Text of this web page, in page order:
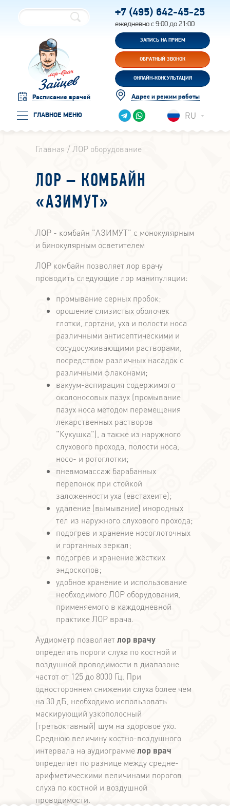
Расписание врачей
ГЛАВНОЕ МЕНЮ
+7 (495) 642-45-25
ежедневно с 9:00 до 21:00
ЗАПИСЬ НА ПРИЕМ
ОБРАТНЫЙ ЗВОНОК
ОНЛАЙН-КОНСУЛЬТАЦИЯ
Адрес и режим работы
RU
Главная ЛОР оборудование
ЛОР – КОМБАЙН
«АЗИМУТ»
ЛОР - комбайн "АЗИМУТ" с монокулярным
и бинокулярным осветителем
ЛОР комбайн позволяет лор врачу
проводить следующие лор манипуляции:
промывание серных пробок;
орошение слизистых оболочек
глотки, гортани, уха и полости носа
различными антисептическими и
сосудосуживающими растворами,
посредством различных насадок с
различными флаконами;
вакуум-аспирация содержимого
околоносовых пазух (промывание
пазух носа методом перемещения
лекарственных растворов
"Кукушка"), а также из наружного
слухового прохода, полости носа,
носо- и ротоглотки;
пневмомассаж барабанных
перепонок при стойкой
заложенности уха (евстахеите);
удаление (вымывание) инородных
тел из наружного слухового прохода;
подогрев и хранение носоглоточных
и гортанных зеркал;
подогрев и хранение жёстких
эндоскопов;
удобное хранение и использование
необходимого ЛОР оборудования,
применяемого в каждодневной
практике ЛОР врача.
Аудиометр позволяетлор врачу
определять пороги слуха по костной и
воздушной проводимости в диапазоне
частот от 125 до 8000 Гц. При
одностороннем снижении слуха более чем
на 30 дБ, необходимо использовать
маскирующий узкополосный
(третьоктавный) шум на здоровое ухо.
Среднюю величину костно-воздушного
интервала на аудиограммелор врач
определяет по разнице между средне-
арифметическими величинами порогов
слуха по костной и воздушной
проводимости.